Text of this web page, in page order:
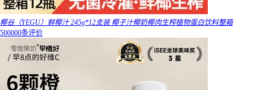
椰谷（YEGU）鲜椰汁 245g*12支装 椰子汁椰奶椰肉生榨植物蛋白饮料整箱
500000条评价